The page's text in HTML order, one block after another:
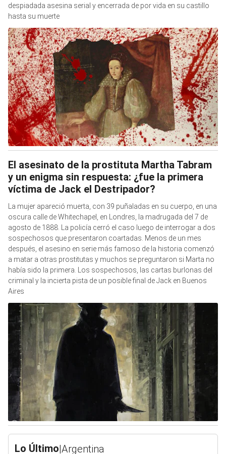
despiadada asesina serial y encerrada de por vida en su castillo
hasta su muerte
El asesinato de la prostituta Martha Tabram
y un enigma sin respuesta: ¿fue la primera
víctima de Jack el Destripador?
La mujer apareció muerta, con 39 puñaladas en su cuerpo, en una
oscura calle de Whitechapel, en Londres, la madrugada del 7 de
agosto de 1888. La policía cerró el caso luego de interrogar a dos
sospechosos que presentaron coartadas. Menos de un mes
después, el asesino en serie más famoso de la historia comenzó
a matar a otras prostitutas y muchos se preguntaron si Marta no
había sido la primera. Los sospechosos, las cartas burlonas del
criminal y la incierta pista de un posible final de Jack en Buenos
Aires
Lo Último Argentina